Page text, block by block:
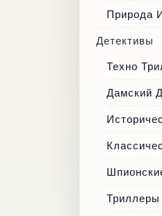
Природа
Детективы
Техно
Дамский
Триллеры